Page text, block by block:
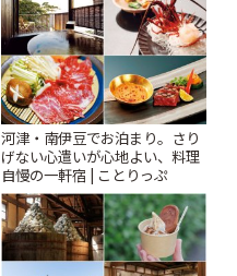
河津・南伊豆でお泊まり。さり
げない心遣いが心地よい、料理
自慢の一軒宿 | ことりっぷ